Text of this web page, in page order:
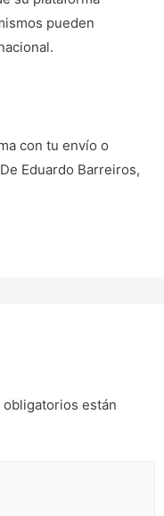
pueden
con tu envío o
Eduardo Barreiros,
obligatorios están